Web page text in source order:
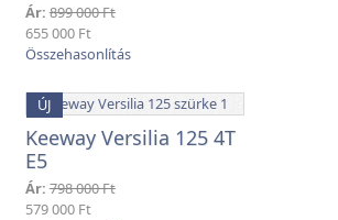
Ár: 899 000 Ft
655 000 Ft
ÚJ
Keeway Versilia 125 4T
E5
Ár: 798 000 Ft
579 000 Ft